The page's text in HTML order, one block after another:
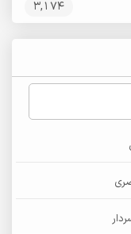
3,174